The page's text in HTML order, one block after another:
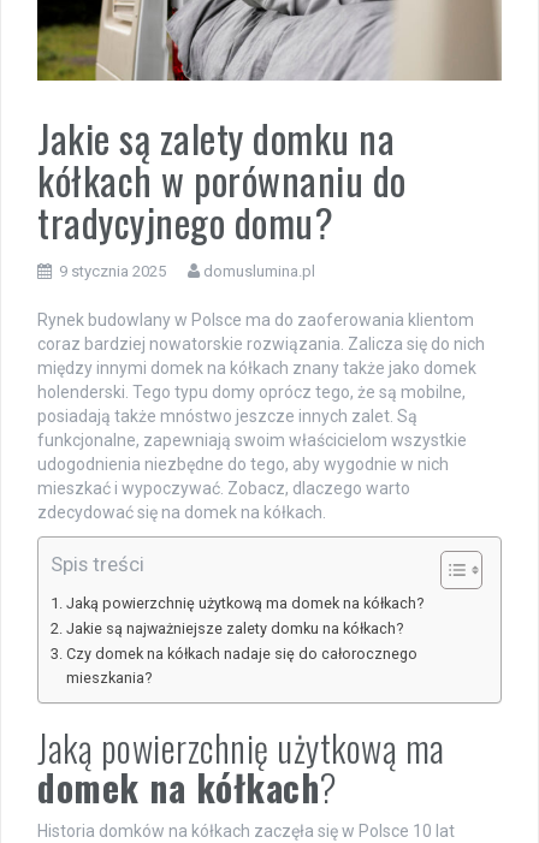
Jakie są zalety domku na
kółkach w porównaniu do
tradycyjnego domu?
9 stycznia 2025 domuslumina.pl
Rynek budowlany w Polsce ma do zaoferowania klientom
coraz bardziej nowatorskie rozwiązania. Zalicza się do nich
między innymi domek na kółkach znany także jako domek
holenderski. Tego typu domy oprócz tego, że są mobilne,
posiadają także mnóstwo jeszcze innych zalet. Są
funkcjonalne, zapewniają swoim właścicielom wszystkie
udogodnienia niezbędne do tego, aby wygodnie w nich
mieszkać i wypoczywać. Zobacz, dlaczego warto
zdecydować się na domek na kółkach.
Spis treści
Jaką powierzchnię użytkową ma domek na kółkach?
Jakie są najważniejsze zalety domku na kółkach?
Czy domek na kółkach nadaje się do całorocznego
mieszkania?
Jaką powierzchnię użytkową ma
domek na kółkach?
Historia domków na kółkach zaczęła się w Polsce 10 lat